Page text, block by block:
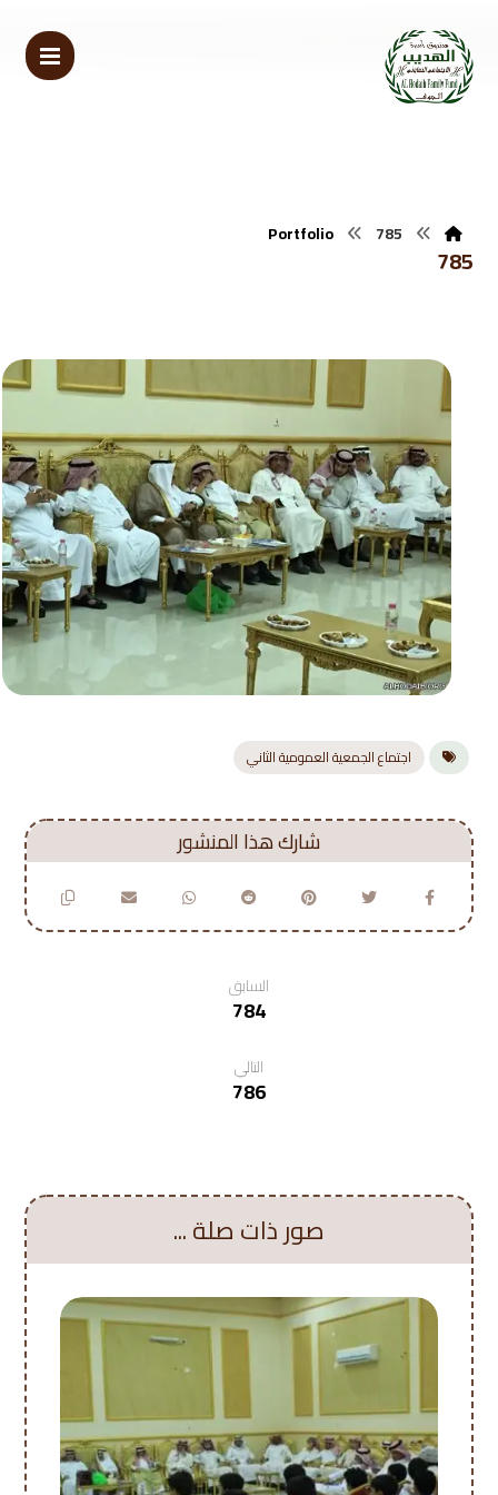
Portfolio 785
785
اجتماع الجمعية العمومية الثاني
السابق
784
التالي
786
صور ذات صلة ...